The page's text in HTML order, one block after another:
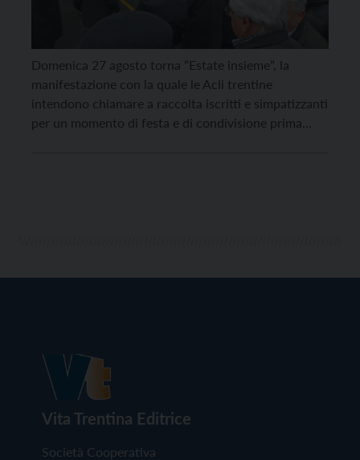
Domenica 27 agosto torna “Estate insieme”, la
manifestazione con la quale le Acli trentine
intendono chiamare a raccolta iscritti e simpatizzanti
per un momento di festa e di condivisione prima
Vita Trentina Editrice
Società Cooperativa